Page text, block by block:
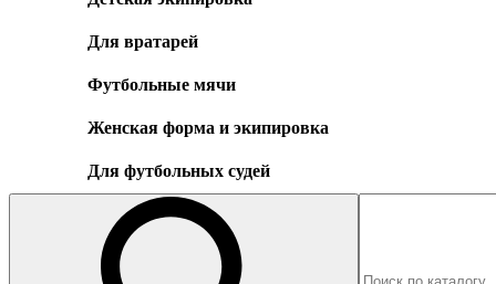
Для вратарей
Футбольные мячи
Женская форма и экипировка
Для футбольных судей